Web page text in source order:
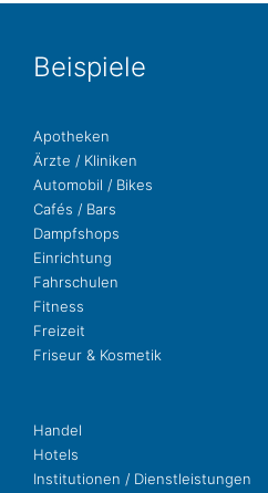
Bei­spie­le
Apo­the­ken
Ärzte / Kliniken
Auto­mo­bil / Bikes
Cafés / Bars
Dampf­shops
Ein­rich­tung
Fahr­schu­len
Fit­ness
Freizeit
Fri­seur & Kosmetik
Handel
Hotels
Insti­tu­tio­nen / Dienstleistungen